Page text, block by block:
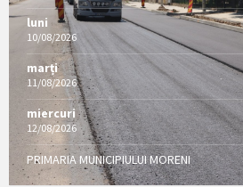
luni
10/08/2026
marți
11/08/2026
miercuri
12/08/2026
PRIMARIA MUNICIPIULUI MORENI